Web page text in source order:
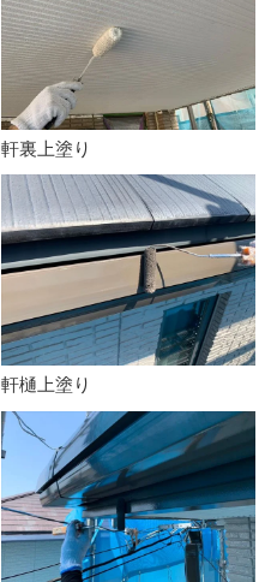
軒裏上塗り
軒樋上塗り